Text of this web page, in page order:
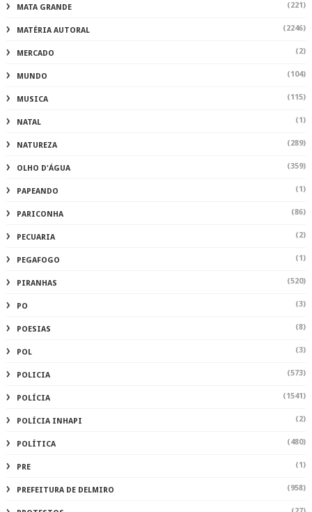
MATA GRANDE (221)
MATÉRIA AUTORAL (2246)
MERCADO (2)
MUNDO (104)
MUSICA (115)
NATAL (1)
NATUREZA (289)
OLHO D'ÁGUA (359)
PAPEANDO (1)
PARICONHA (86)
PECUARIA (2)
PEGAFOGO (1)
PIRANHAS (520)
PO (3)
POESIAS (8)
POL (3)
POLICIA (573)
POLÍCIA (1541)
POLÍCIA INHAPI (2)
POLÍTICA (480)
PRE (1)
PREFEITURA DE DELMIRO (958)